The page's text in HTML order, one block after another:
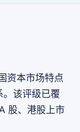
资本市场特点
。该评级已覆
股、港股上市